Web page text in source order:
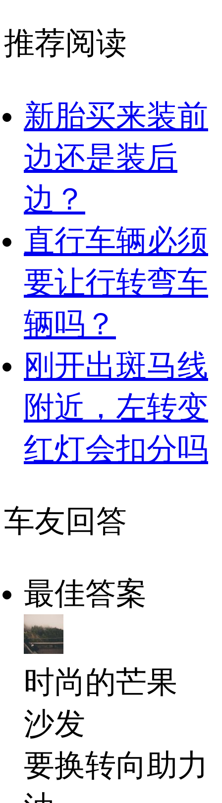
推荐阅读
新胎买来装前
边还是装后
边？
直行车辆必须
要让行转弯车
辆吗？
刚开出斑马线
附近，左转变
红灯会扣分吗
车友回答
最佳答案
时尚的芒果
沙发
要换转向助力